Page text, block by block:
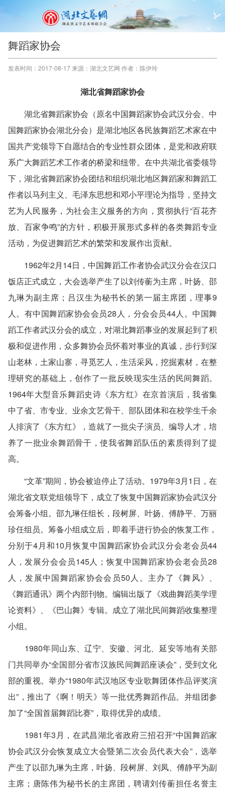
舞蹈家协会
发表时间：2017-08-17 来源：湖北文艺网 作者：陈伊玲
湖北省舞蹈家协会
湖北省舞蹈家协会（原名中国舞蹈家协会武汉分会、中
国舞蹈家协会湖北分会）是湖北地区各民族舞蹈艺术家在中
国共产党领导下自愿结合的专业性群众团体，是党和政府联
系广大舞蹈艺术工作者的桥梁和纽带。在中共湖北省委领导
下，湖北省舞蹈家协会团结和组织湖北地区舞蹈家和舞蹈工
作者以马列主义、毛泽东思想和邓小平理论为指导，坚持文
艺为人民服务，为社会主义服务的方向，贯彻执行“百花齐
放、百家争鸣”的方针，积极开展形式多样的各类舞蹈专业
活动，为促进舞蹈艺术的繁荣和发展作出贡献。
1962年2月14日，中国舞蹈工作者协会武汉分会在汉口
饭店正式成立，大会选举产生了以刘传蘅为主席，叶扬、邵
九琳为副主席；吕汉生为秘书长的第一届主席团，理事9
人。有中国舞蹈家协会会员28人，分会会员44人。中国舞
蹈工作者武汉分会的成立，对湖北舞蹈事业的发展起到了积
极和促进作用，众多舞协会员怀着对事业的真诚，步行到深
山老林，土家山寨，寻觅艺人，生活采风，挖掘素材，在整
理研究的基础上，创作了一批反映现实生活的民间舞蹈。
1964年大型音乐舞蹈史诗《东方红》在京首演后，我省集
中了省、市专业、业余文艺骨干、部队团体和在校学生千余
人排演了《东方红》，造就了一批尖子演员、编导人才，培
养了一批业余舞蹈骨干，使我省舞蹈队伍的素质得到了提
高。
“文革”期间，协会被迫停止了活动。1979年3月1日，在
湖北省文联党组领导下，成立了恢复中国舞蹈家协会武汉分
会筹备小组。邵九琳任组长，段树屏、叶扬、傅静平、万丽
珍任组员。筹备小组成立后，即着手进行协会的恢复工作，
分别于4月和10月恢复中国舞蹈家协会武汉分会老会员44
人，发展分会会员145人；恢复中国舞蹈家协会老会员28
人，发展中国舞蹈家协会会员50人。主办了《舞风》、
《舞蹈通讯》两个内部刊物。编辑出版了《戏曲舞蹈美学理
论资料》、《巴山舞》专辑。成立了湖北民间舞蹈收集整理
小组。
1980年同山东、辽宁、安徽、河北、延安等地有关部
门共同举办“全国部分省市汉族民间舞蹈座谈会”，受到文化
部的重视。举办“1980年武汉地区专业歌舞团体作品评奖演
出”，推出了《啊！明天》等一批优秀舞蹈作品。并组团参
加了“全国首届舞蹈比赛”，取得优异的成绩。
1981年3月，在武昌湖北省政府三招召开“中国舞蹈家
协会武汉分会恢复成立大会暨第二次会员代表大会”，选举
产生了以邵九琳为主席，叶扬、段树屏、刘凤、傅静平为副
主席；唐陈伟为秘书长的主席团，聘请刘传蘅担任名誉主